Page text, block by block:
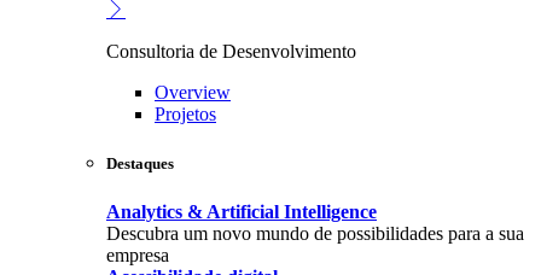
Consultoria de Desenvolvimento
Overview
Projetos
Destaques
Analytics & Artificial Intelligence
Descubra um novo mundo de possibilidades para a sua
empresa